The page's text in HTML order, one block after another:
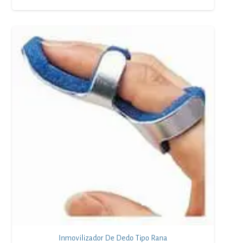
Inmovilizador De Dedo Tipo Rana